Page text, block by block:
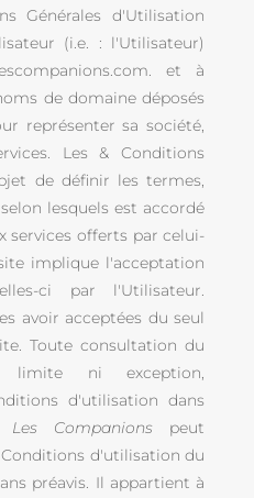
Générales d'Utilisation
(i.e. : l'Utilisateur)
et à
de domaine déposés
représenter sa société,
Les & Conditions
de définir les termes,
lesquels est accordé
services offerts par celui-
implique l'acceptation
ci par l'Utilisateur.
avoir acceptées du seul
Toute consultation du
limite ni exception,
d'utilisation dans
Les Companions peut
d'utilisation du
préavis. Il appartient à